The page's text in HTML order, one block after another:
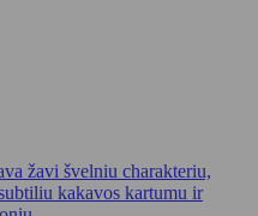
žavi švelniu charakteriu,
kakavos kartumu ir